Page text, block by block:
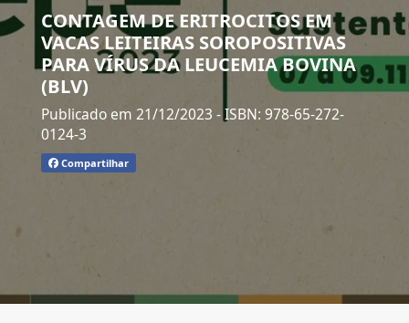
CONTAGEM DE ERITROCITOS EM
VACAS LEITEIRAS SOROPOSITIVAS
PARA VÍRUS DA LEUCEMIA BOVINA
(BLV)
Publicado em 21/12/2023 - ISBN: 978-65-272-
0124-3
Compartilhar